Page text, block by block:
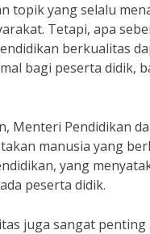
topik yang selalu
Tetapi, apa
berkualitas
bagi peserta didik,
Menteri Pendidikan
manusia yang
yang
peserta didik.
juga sangat